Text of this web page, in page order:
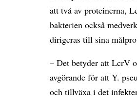
att två av proteinerna,
bakterien också
dirigeras till sina
– Det betyder att LcrV
avgörande för att Y.
och tillväxa i det